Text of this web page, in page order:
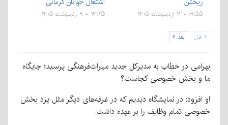
۰۹:۵۵ - ۱۲ اردیبهشت ۱۴۰۵ ۱۴:۲۵ - ۹ اردیبهشت ۱۴۰۵
قبل بعد
بهرامی در خطاب به مدیرکل جدید میراث‌فرهنگی پرسید؛ جایگاه
ما و بخش خصوصی کجاست؟
او افزود: در نمایشگاه دیدیم که در غرفه‌های دیگر مثل یزد بخش
خصوصی تمام وظایف را بر عهده داشت.